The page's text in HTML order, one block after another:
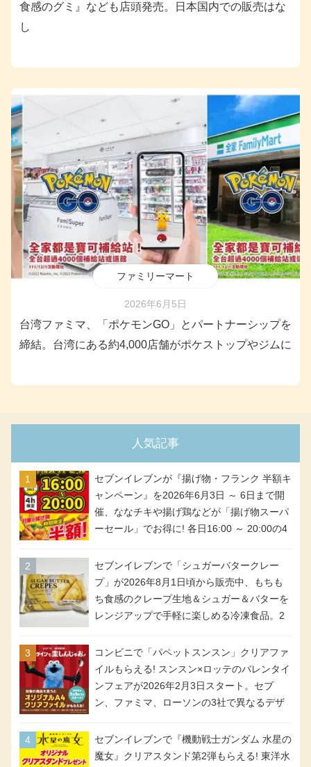
食感のグミ』なども店頭発売。日本国内での販売はな
し
ファミリーマート
2026年6月5日
台湾ファミマ、「ポケモンGO」とパートナーシップを
締結。台湾にある約4,000店舗がポケストップやジムに
人気記事
セブンイレブンが『揚げ物・フランク 半額キ
ャンペーン』を2026年6月3日 ～ 6日まで開
催、ななチキや揚げ鶏などが「揚げ物スーパ
ーセール」でお得に! 各日16:00 ～ 20:00の4
アメリカンドッグが税抜き69円!
セブンイレブンで「シュガーバタークレー
プ」が2026年8月1日頃から販売中、もちも
ち食感のクレープ生地＆シュガー＆バターを
レンジアップで手軽に楽しめる冷凍食品。2
コンビニで「パペットスンスン」クリアファ
イルもらえる! スンスン×ロッテのバレンタイ
ンフェアが2026年2月3日スタート。セブ
ン、ファミマ、ローソンの3社で異なるデザ
セブンイレブンで『機動戦士ガンダム 水星の
魔女』クリアスタンド第2弾もらえる! 東洋水